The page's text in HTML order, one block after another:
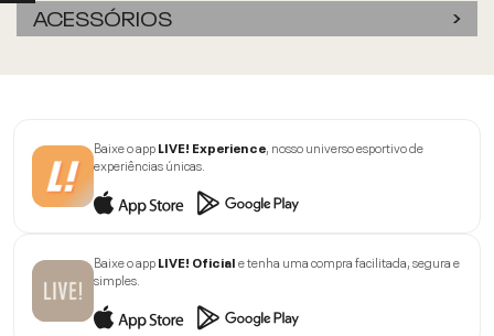
ACESSÓRIOS
Baixe o appLIVE! Experience, nosso universo esportivo de
experiências únicas.
Baixe o appLIVE! Oficiale tenha uma compra facilitada, segura e
simples.